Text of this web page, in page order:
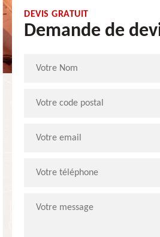
DEVIS GRATUIT
Demande de